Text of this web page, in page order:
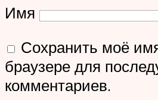
Имя
Сохранить моё
браузере для
комментариев.